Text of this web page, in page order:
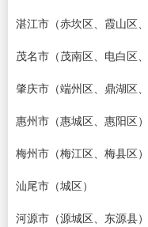
湛江市（赤坎区、霞山区
茂名市（茂南区、电白区
肇庆市（端州区、鼎湖区、
惠州市（惠城区、惠阳区）
梅州市（梅江区、梅县区）
汕尾市（城区）
河源市（源城区、东源县）